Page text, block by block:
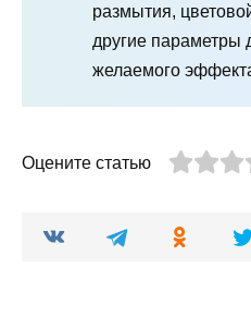
размытия,
другие параметры
желаемого
Оцените статью